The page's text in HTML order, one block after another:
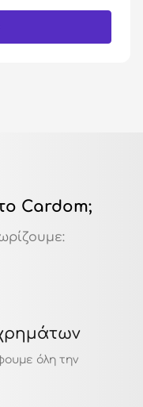
Cardom;
όλη την